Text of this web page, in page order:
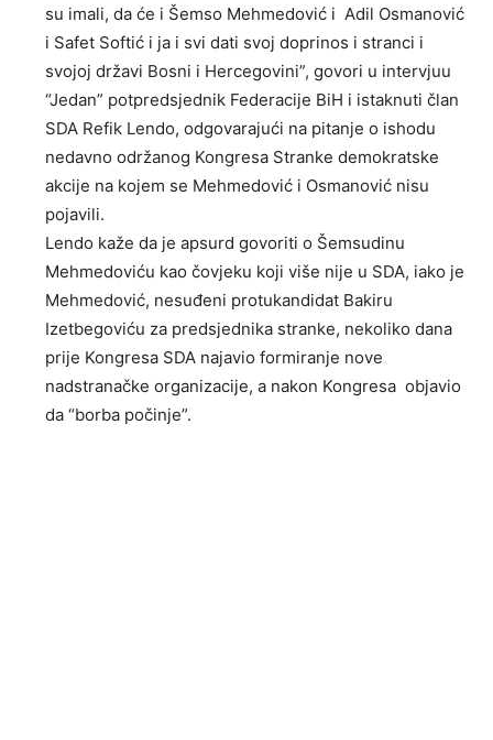
su imali, da će i Šemso Mehmedović i Adil Osmanović
i Safet Softić i ja i svi dati svoj doprinos i stranci i
svojoj državi Bosni i Hercegovini”, govori u intervjuu
“Jedan” potpredsjednik Federacije BiH i istaknuti član
SDA Refik Lendo, odgovarajući na pitanje o ishodu
nedavno održanog Kongresa Stranke demokratske
akcije na kojem se Mehmedović i Osmanović nisu
pojavili.
Lendo kaže da je apsurd govoriti o Šemsudinu
Mehmedoviću kao čovjeku koji više nije u SDA, iako je
Mehmedović, nesuđeni protukandidat Bakiru
Izetbegoviću za predsjednika stranke, nekoliko dana
prije Kongresa SDA najavio formiranje nove
nadstranačke organizacije, a nakon Kongresa objavio
da “borba počinje”.